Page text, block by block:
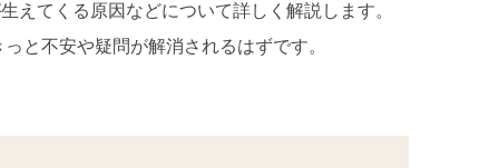
えてくる原因などについて詳しく解説します。
っと不安や疑問が解消されるはずです。